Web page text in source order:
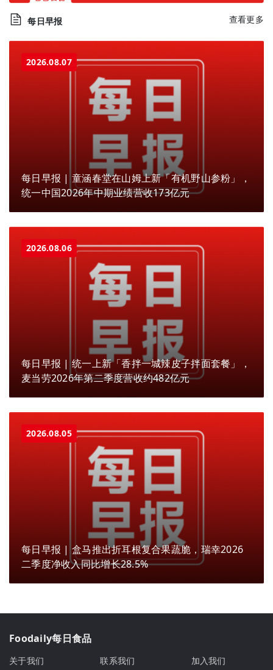
每日早报 查看更多
2026.08.07
每日早报 | 童涵春堂在山姆上新「有机野山参粉」，
统一中国2026年中期业绩营收173亿元
2026.08.06
每日早报 | 统一上新「香拌一城辣皮子拌面套餐」，
麦当劳2026年第二季度营收约482亿元
2026.08.05
每日早报 | 盒马推出折耳根复合果蔬脆，瑞幸2026
二季度净收入同比增长28.5%
Foodaily每日食品
关于我们 联系我们
加入我们